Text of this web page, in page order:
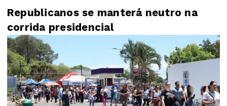
Republicanos se manterá neutro na
corrida presidencial